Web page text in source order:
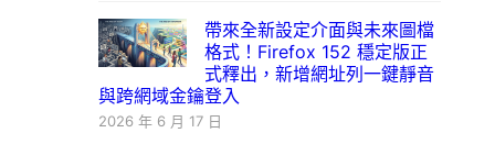
帶來全新設定介面與未來圖檔
格式！Firefox 152 穩定版正
式釋出，新增網址列一鍵靜音
與跨網域金鑰登入
2026 年 6 月 17 日